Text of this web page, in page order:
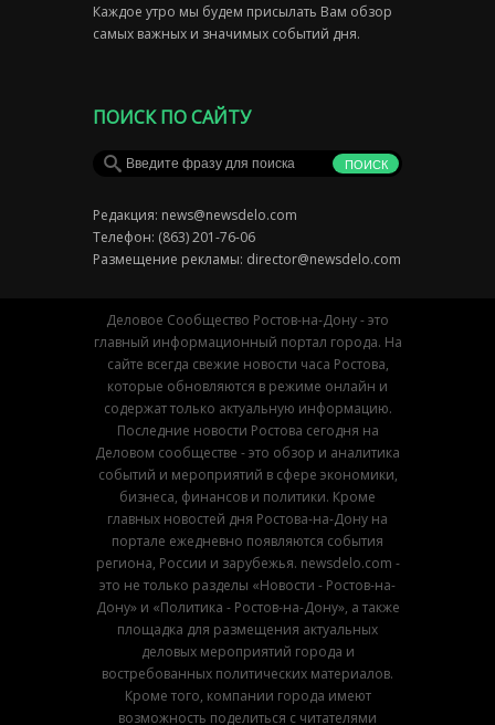
Каждое утро мы будем присылать Вам обзор
самых важных и значимых событий дня.
ПОИСК ПО САЙТУ
Редакция: news@newsdelo.com
Телефон: (863) 201-76-06
Размещение рекламы: director@newsdelo.com
Деловое Сообщество Ростов-на-Дону - это
главный информационный портал города. На
сайте всегда свежие новости часа Ростова,
которые обновляются в режиме онлайн и
содержат только актуальную информацию.
Последние новости Ростова сегодня на
Деловом сообществе - это обзор и аналитика
событий и мероприятий в сфере экономики,
бизнеса, финансов и политики. Кроме
главных новостей дня Ростова-на-Дону на
портале ежедневно появляются события
региона, России и зарубежья. newsdelo.com -
это не только разделы «Новости - Ростов-на-
Дону» и «Политика - Ростов-на-Дону», а также
площадка для размещения актуальных
деловых мероприятий города и
востребованных политических материалов.
Кроме того, компании города имеют
возможность поделиться с читателями